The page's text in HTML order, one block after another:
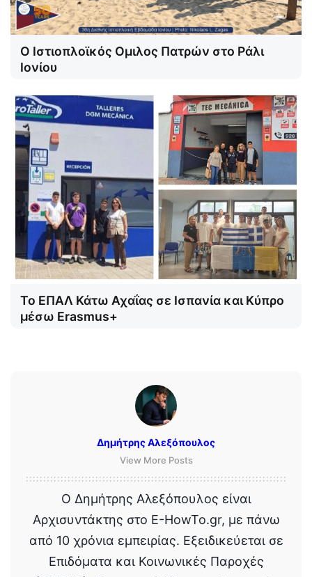
Ο Ιστιοπλοϊκός Ομιλος Πατρών στο Ράλι
Ιονίου
Το ΕΠΑΛ Κάτω Αχαΐας σε Ισπανία και Κύπρο
μέσω Erasmus+
Δημήτρης Αλεξόπουλος
View More Posts
Ο Δημήτρης Αλεξόπουλος είναι
Αρχισυντάκτης στο E-HowTo.gr, με πάνω
από 10 χρόνια εμπειρίας. Εξειδικεύεται σε
Επιδόματα και Κοινωνικές Παροχές